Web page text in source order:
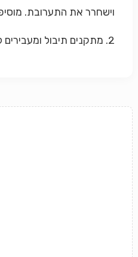
וישחרר את התערובת.
2. מתקנים תיבול ומעבירים לבקבוק לשמירה או יוצקים על כל סלט קר שיש בסביבה.